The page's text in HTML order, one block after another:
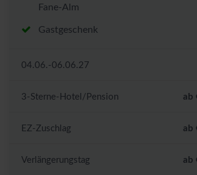
Fane-Alm
Gastgeschenk
04.06.-06.06.27
3-Sterne-Hotel/Pension ab
EZ-Zuschlag ab
Verlängerungstag ab